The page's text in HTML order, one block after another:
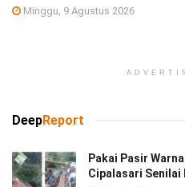
Minggu, 9 Agustus 2026
DeepReport
Pakai Pasir
Cipalasari Senilai